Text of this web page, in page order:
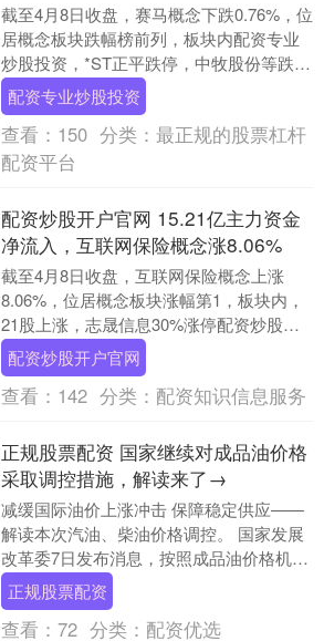
截至4月8日收盘，赛马概念下跌0.76%，位
居概念板块跌幅榜前列，板块内配资专业
炒股投资，*ST正平跌停，中牧股份等跌幅
居前，股价上涨的有2只，涨幅居前的有新
华....
配资专业炒股投资
查看： 150 分类： 最正规的股票杠杆
配资平台
配资炒股开户官网 15.21亿主力资金
净流入，互联网保险概念涨8.06%
截至4月8日收盘，互联网保险概念上涨
8.06%，位居概念板块涨幅第1，板块内，
21股上涨，志晟信息30%涨停配资炒股开
户官网，东方国信、国源科技、新致软件
等涨幅....
配资炒股开户官网
查看： 142 分类： 配资知识信息服务
正规股票配资 国家继续对成品油价格
采取调控措施，解读来了→
减缓国际油价上涨冲击 保障稳定供应——
解读本次汽油、柴油价格调控。 国家发展
改革委7日发布消息，按照成品油价格机制
计算，自4月7日24时起，国内汽、柴油价
格每吨....
正规股票配资
查看： 72 分类： 配资优选